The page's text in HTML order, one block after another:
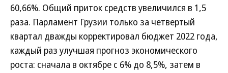
60,66%. Общий приток средств увеличился в 1,5
раза. Парламент Грузии только за четвертый
квартал дважды корректировал бюджет 2022 года,
каждый раз улучшая прогноз экономического
роста: сначала в октябре с 6% до 8,5%, затем в